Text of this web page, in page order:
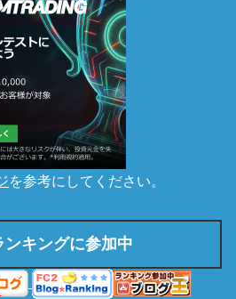
を参考にしてください。
ンキングに参加中